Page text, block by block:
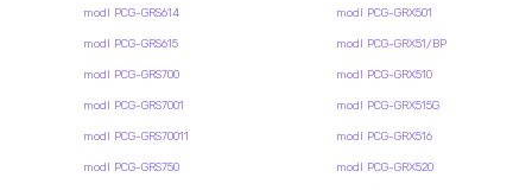
modl PCG-GRS614
modl PCG-GRS615
modl PCG-GRS700
modl PCG-GRS7001
modl PCG-GRS70011
modl PCG-GRS750
modl PCG-GRX501
modl PCG-GRX51/BP
modl PCG-GRX510
modl PCG-GRX515G
modl PCG-GRX516
modl PCG-GRX520